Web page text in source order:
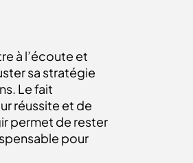
à l’écoute et
sa stratégie
Le fait
réussite et de
permet de rester
pour